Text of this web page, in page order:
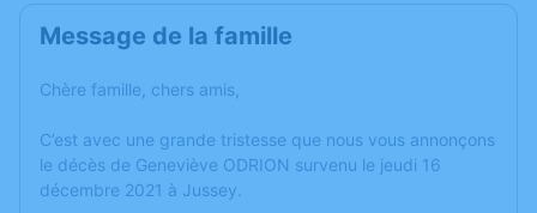
Message de la famille
Chère famille, chers amis,
C’est avec une grande tristesse que nous vous annonçons
le décès de Geneviève ODRION survenu le jeudi 16
décembre 2021 à Jussey.